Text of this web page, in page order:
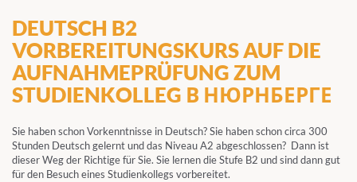
DEUTSCH B2
VORBEREITUNGSKURS AUF DIE
AUFNAHMEPRÜFUNG ZUM
STUDIENKOLLEG В НЮРНБЕРГЕ
Sie haben schon Vorkenntnisse in Deutsch? Sie haben schon circa 300
Stunden Deutsch gelernt und das Niveau A2 abgeschlossen? Dann ist
dieser Weg der Richtige für Sie. Sie lernen die Stufe B2 und sind dann gut
für den Besuch eines Studienkollegs vorbereitet.